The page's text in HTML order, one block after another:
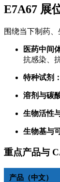
E7A67 展
围绕当下制药
医药中间
抗感染、
特种试剂：
溶剂与碳
生物活性
生物基与
重点产品与
产品（中文）